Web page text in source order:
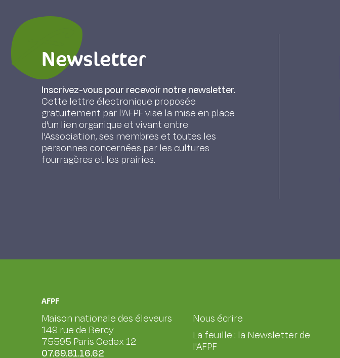
Newsletter
Inscrivez-vous pour recevoir notre newsletter.
Cette lettre électronique proposée
gratuitement par l'AFPF vise la mise en place
d'un lien organique et vivant entre
l'Association, ses membres et toutes les
personnes concernées par les cultures
fourragères et les prairies.
AFPF
Maison nationale des éleveurs
149 rue de Bercy
75595 Paris Cedex 12
07.69.81.16.62
Nous écrire
La feuille : la Newsletter de
l'AFPF